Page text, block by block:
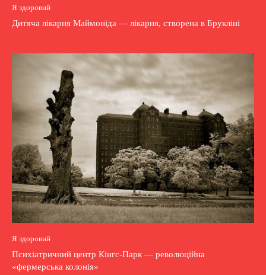
Я здоровий
Дитяча лікарня Маймоніда — лікарня, створена в Брукліні
Я здоровий
Психіатричний центр Кінгс-Парк — революційна
«фермерська колонія»